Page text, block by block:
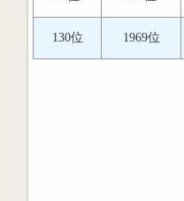
130位 1969位